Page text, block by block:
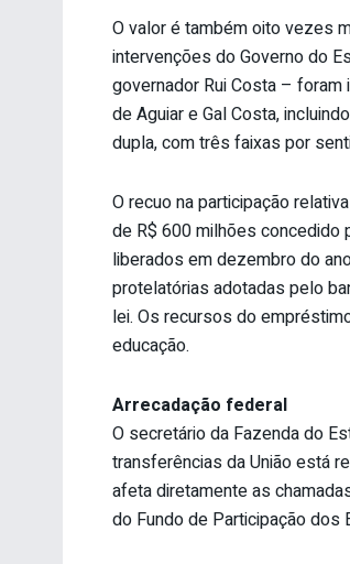
O valor é também oito vezes
intervenções do Governo do
governador Rui Costa –
de Aguiar e Gal Costa,
dupla, com três faixas por
O recuo na participação
de R$ 600 milhões concedido
liberados em dezembro do
protelatórias adotadas pelo
lei. Os recursos do
educação.
Arrecadação federal
O secretário da Fazenda do
transferências da União está
afeta diretamente as
do Fundo de Participação dos